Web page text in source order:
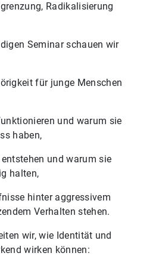
Radikalisierung
Seminar schauen wir
für junge Menschen
und warum sie
haben,
und warum sie
halten,
hinter aggressivem
Verhalten stehen.
wir, wie Identität und
wirken können: